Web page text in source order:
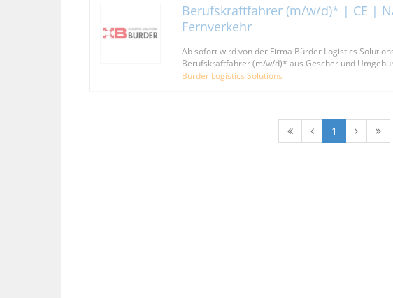
Berufskraftfahrer (m/w/d)* | CE |
Fernverkehr
Ab sofort wird von der Firma Bürder Logistics
Berufskraftfahrer (m/w/d)* aus Gescher und
Bürder Logistics Solutions
1